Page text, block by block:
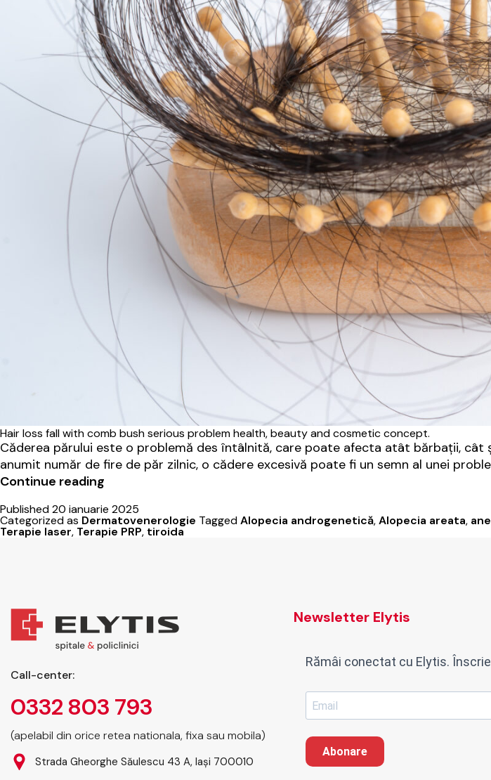
Hair loss fall with comb bush serious problem health, beauty and cosmetic concept.
Căderea părului este o problemă des întâlnită, care poate afecta atât bărbații,
anumit număr de fire de păr zilnic, o cădere excesivă poate fi un semn al unei
Continue reading
cauze
și
Published20 ianuarie 2025
Categorized as Dermatovenerologie TaggedAlopecia androgenetică,Alopecia areata,
Terapie laser, Terapie PRP, tiroida
Call-center:
0332 803 793
(apelabil din orice retea nationala, fixa sau mobila)
Strada Gheorghe Săulescu 43 A, Iași 700010
Newsletter Elytis
Rămâi conectat cu Elytis.
Abonare